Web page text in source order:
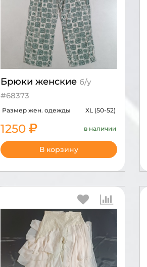
Брюки женские б/у
#68373
Размер жен. одежды XL (50-52)
1250 в наличии
В корзину